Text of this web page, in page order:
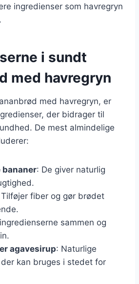
ingredienser som havregryn
i sundt
med havregryn
med havregryn, er
der bidrager til
De mest almindelige
bananer: De giver naturlig
fiber og gør brødet
sammen og
agavesirup: Naturlige
kan bruges i stedet for